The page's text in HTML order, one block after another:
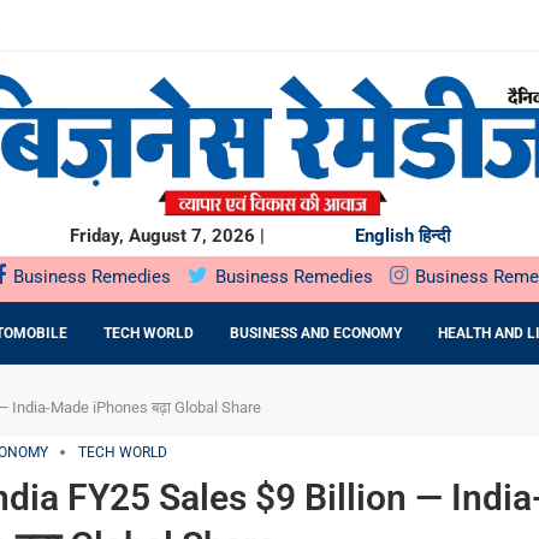
से ज्यादा भारतीय...
बचेंगे ₹40,000 करोड़;...
खरीदेगा...
Friday, August 7, 2026 | English हिन्दी
Business Remedies Business Remedies Business
TECH WORLD BUSINESS AND ECONOMY HEALTH AND
India-Made iPhones बढ़ा Global Share
TECH WORLD
FY25 Sales $9 Billion —